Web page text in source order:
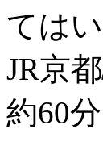
ては
JR京
約60